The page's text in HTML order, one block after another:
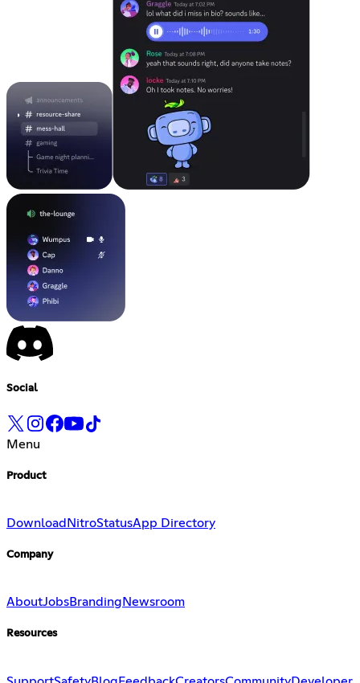
Social
Menu
Product
Download NitroStatusApp Directory
Company
AboutJobsBranding Newsroom
Resources